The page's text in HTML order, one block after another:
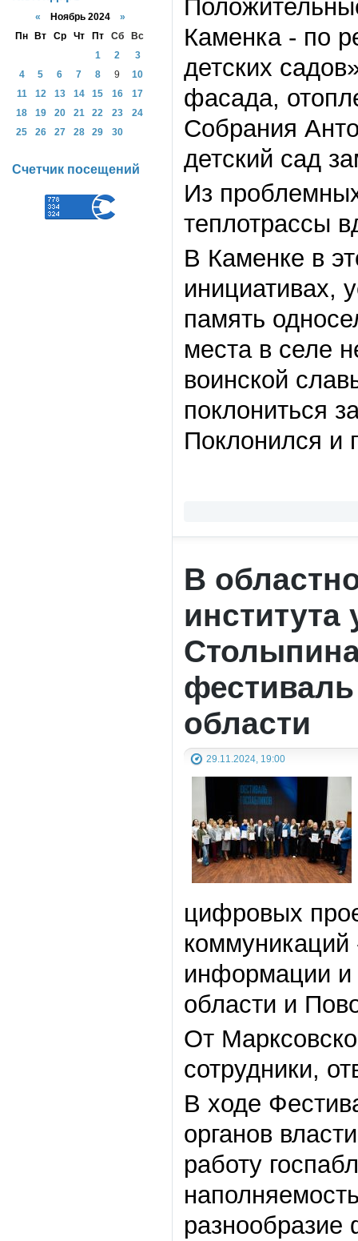
Каменка - по
детских
фасада,
Собрания
детский сад
Из
теплотрассы
В Каменке в
инициативах,
память
места в селе
воинской
поклониться
Поклонился и
В
области
29.11.2024, 19:00
цифровых
информации и
области и
От
сотрудники,
В ходе
органов
работу
разнообразие
« Ноябрь 2024 »
Пн
Вт Ср Чт Пт Сб
Вс
1
2
3
4
5 6 7 8 9
10
11
12 13 14 15 16
17
18
19 20 21 22 23
24
25
26 27 28 29 30
Счетчик посещений